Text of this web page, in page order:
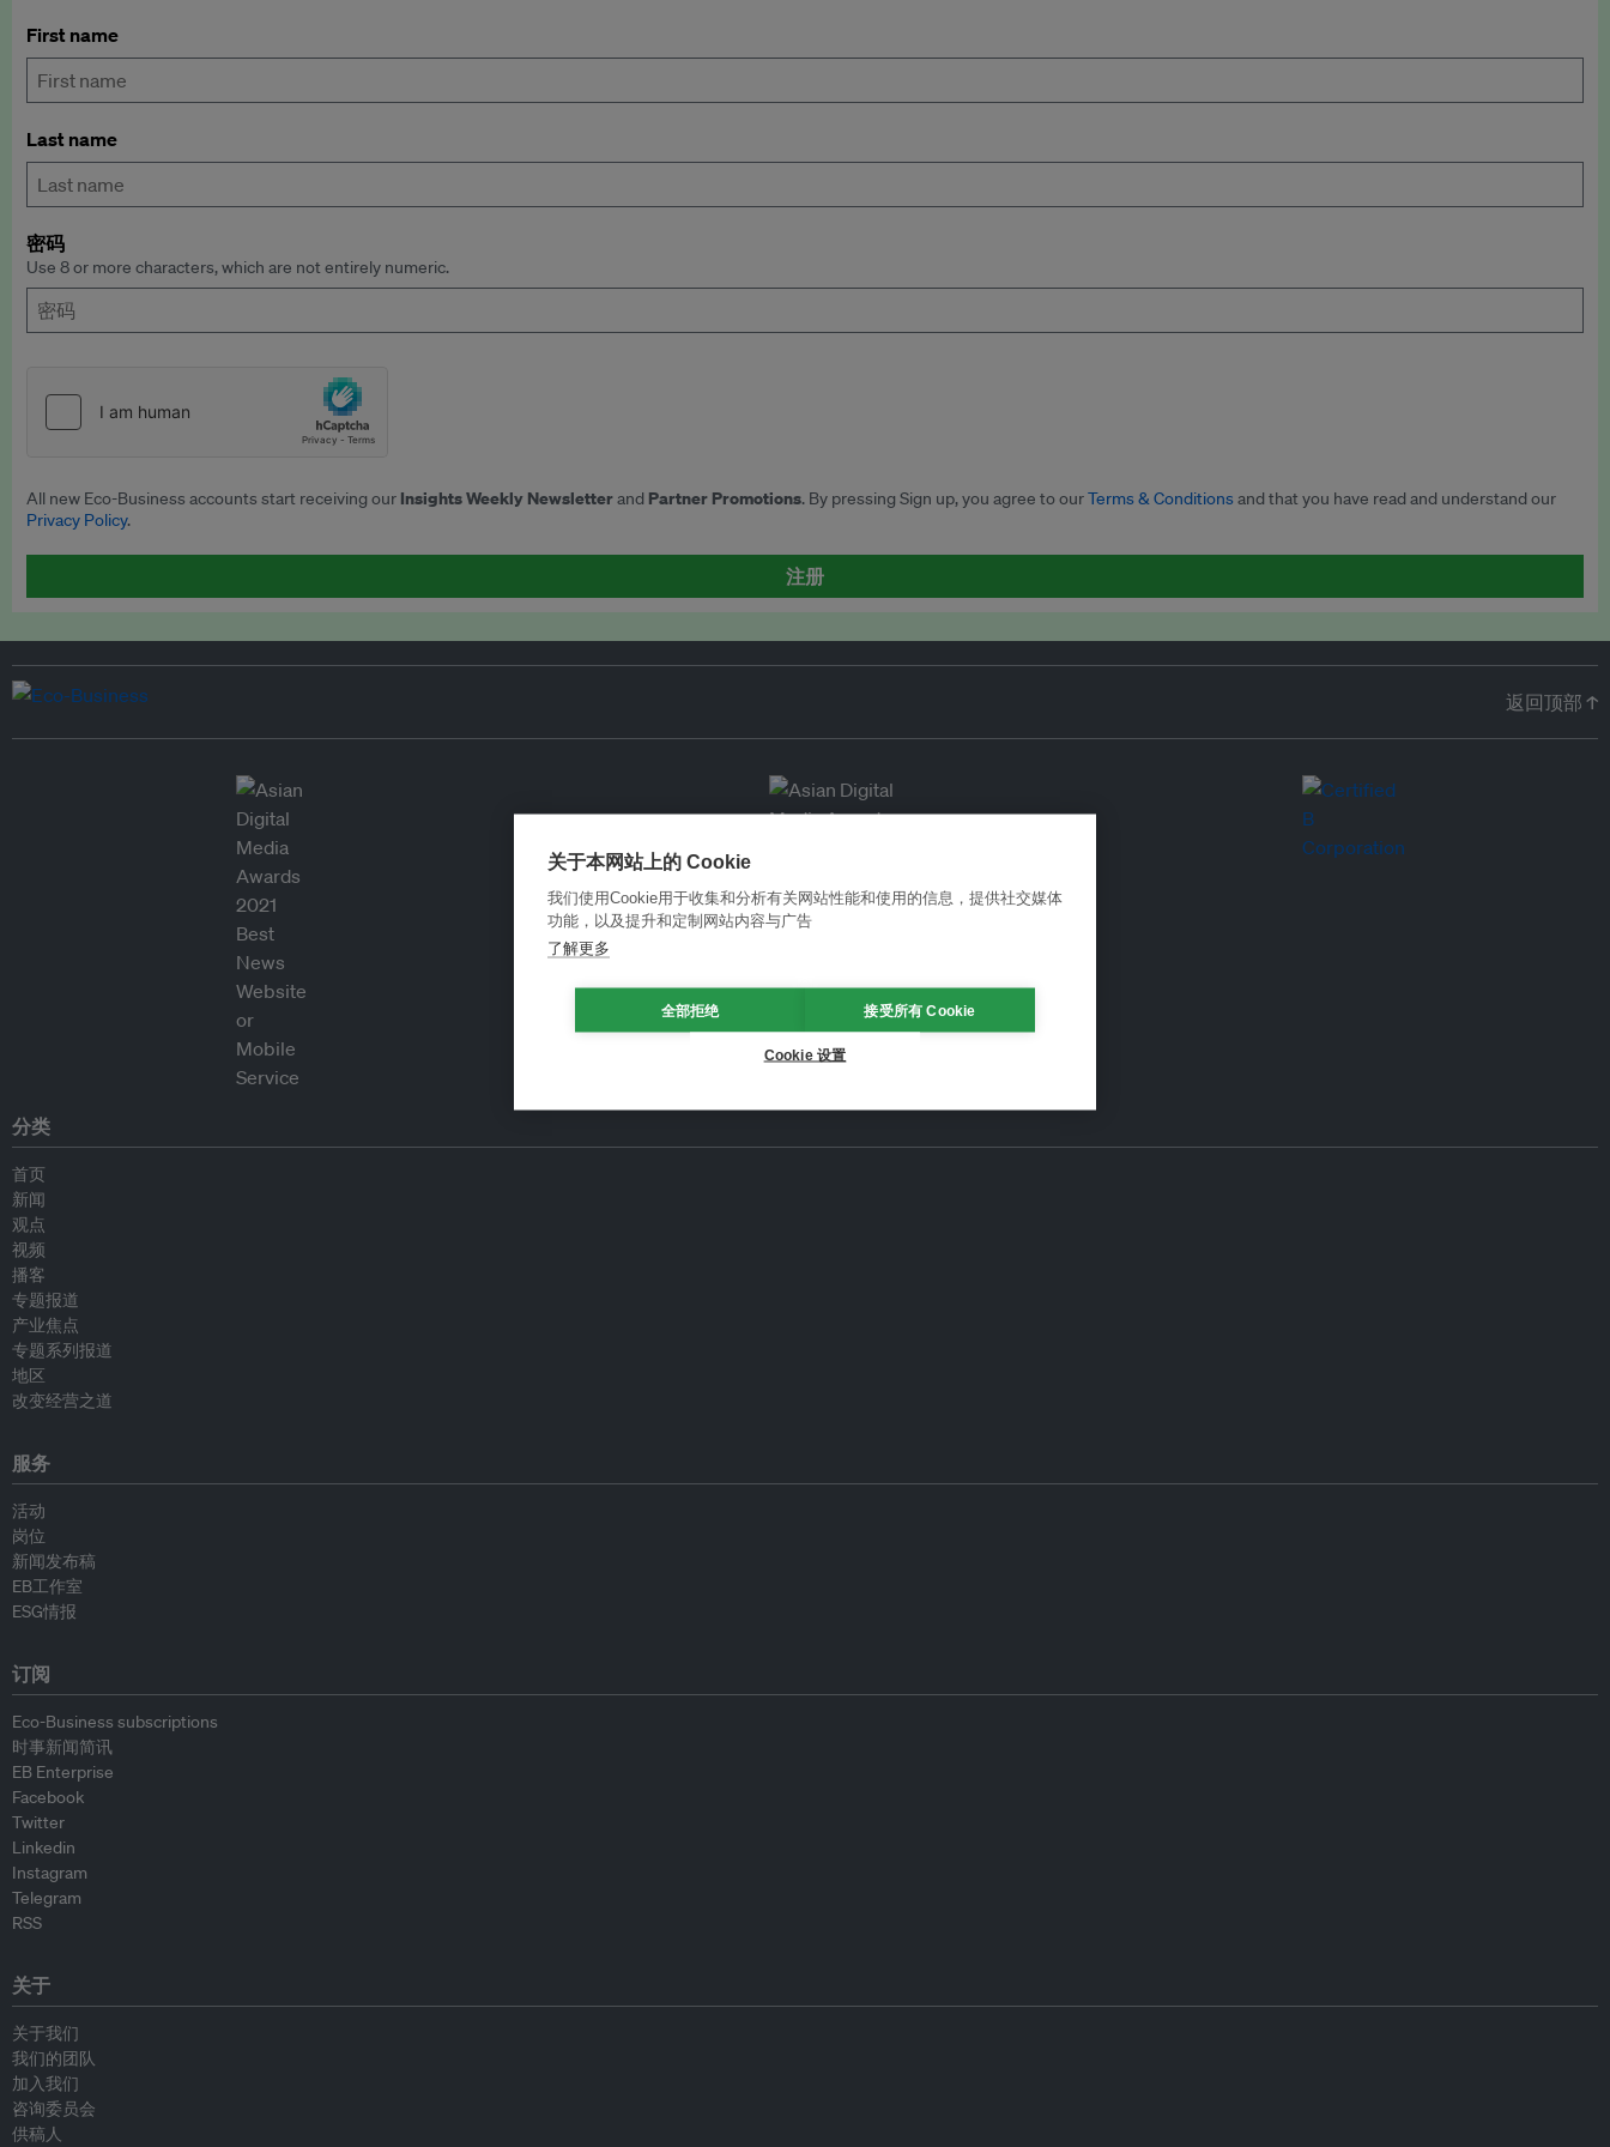
First name
Last name
密码
Use 8 or more characters, which are not entirely numeric.
All new Eco-Business accounts start receiving our Insights Weekly Newsletterand Partner Promotions. By pressing Sign up, you agree to ourTerms & Conditionsand that you have read and understand our
Privacy Policy.
注册
返回顶部 ↑
分类
首页
新闻
观点
视频
播客
专题报道
产业焦点
专题系列报道
地区
改变经营之道
服务
活动
岗位
新闻发布稿
EB工作室
ESG情报
订阅
Eco-Business subscriptions
时事新闻简讯
EB Enterprise
Facebook
Twitter
Linkedin
Instagram
Telegram
RSS
关于
关于我们
我们的团队
加入我们
咨询委员会
供稿人
关于本网站上的 Cookie
我们使用Cookie用于收集和分析有关网站性能和使用的信息，提供社交媒体
功能，以及提升和定制网站内容与广告
了解更多
全部拒绝 接受所有 Cookie
Cookie 设置